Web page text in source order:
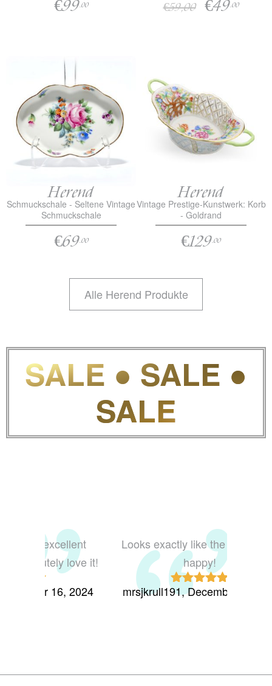
€99.00 €59,00€49.00
Herend
Schmuckschale - Seltene Vintage
Schmuckschale
€69.00
Herend
Vintage Prestige-Kunstwerk: Korb
- Goldrand
€129.00
Alle Herend Produkte
SALE ● SALE ●
SALE
Looks exactly like the photo—so
happy!
Rated5out
mrsjkrull191, December 1, 2024